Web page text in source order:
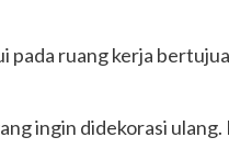
ruang kerja
ingin didekorasi ulang.